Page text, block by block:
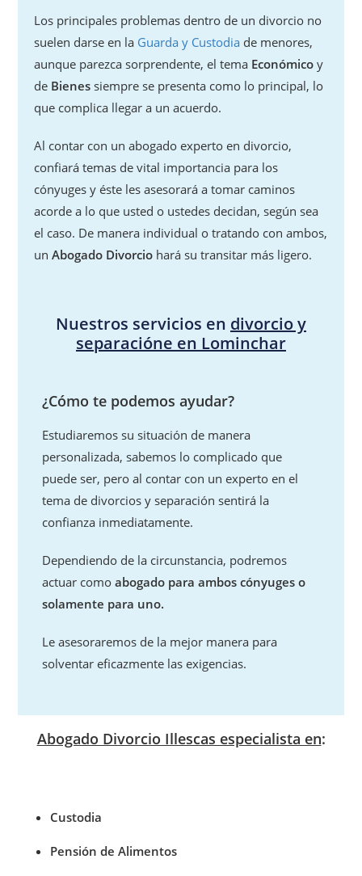
Los principales problemas dentro de un divorcio no
suelen darse en la Guarda y Custodia de menores,
aunque parezca sorprendente, el tema Económico y
de Bienes siempre se presenta como lo principal, lo
que complica llegar a un acuerdo.
Al contar con un abogado experto en divorcio,
confiará temas de vital importancia para los
cónyuges y éste les asesorará a tomar caminos
acorde a lo que usted o ustedes decidan, según sea
el caso. De manera individual o tratando con ambos,
unAbogado Divorcio hará su transitar más ligero.
Nuestros servicios en divorcio y
separacióne en Lominchar
¿Cómo te podemos ayudar?
Estudiaremos su situación de manera
personalizada, sabemos lo complicado que
puede ser, pero al contar con un experto en el
tema de divorcios y separación sentirá la
confianza inmediatamente.
Dependiendo de la circunstancia, podremos
actuar comoabogado para ambos cónyuges o
solamente para uno.
Le asesoraremos de la mejor manera para
solventar eficazmente las exigencias.
Abogado Divorcio Illescas especialista en:
Custodia
Pensión de Alimentos